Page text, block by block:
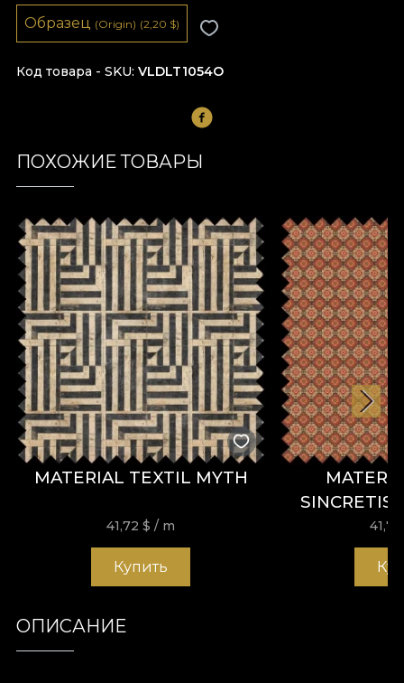
Код товара - SKU VLDLT1054O
Образец (Origin) (2,20 $)
ПОХОЖИЕ ТОВАРЫ
MATERIAL TEXTIL MYTH
41,72$ / m
Купить
ОПИСАНИЕ